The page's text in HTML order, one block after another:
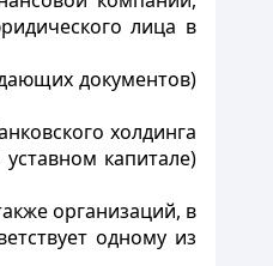
лица в
документов)
холдинга
капитале)
организаций, в
одному из